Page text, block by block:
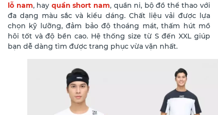
lỗ nam, hay quần short nam, quần ni, bộ đồ thể thao với
đa dạng màu sắc và kiểu dáng. Chất liệu vải được lựa
chọn kỹ lưỡng, đảm bảo độ thoáng mát, thấm hút mồ
hôi tốt và độ bền cao. Hệ thống size từ S đến XXL giúp
bạn dễ dàng tìm được trang phục vừa vặn nhất.